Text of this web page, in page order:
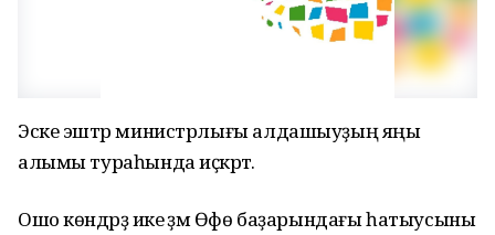
Эске эштәр министрлығы алдашыуҙың яңы
алымы тураһында иҫкәртә.
Ошо көндәрҙә ике әҙәм Өфө баҙарындағы һатыусыны